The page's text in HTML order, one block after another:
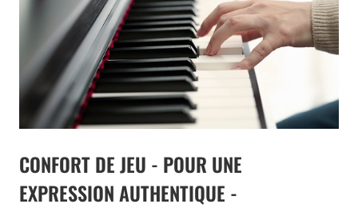
CONFORT DE JEU - POUR UNE
EXPRESSION AUTHENTIQUE -